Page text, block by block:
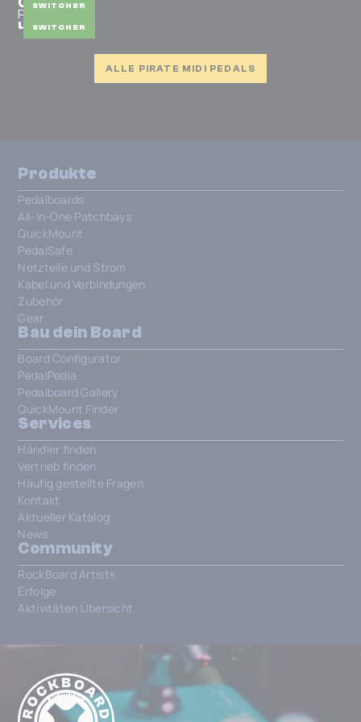
SWITCHER
Click
SWITCHER
PIRATE MIDI
uloop
ALLE PIRATE MIDI PEDALS
Produkte
Pedalboards
All-In-One Patchbays
QuickMount
PedalSafe
Netzteile und Strom
Kabel und Verbindungen
Zubehör
Gear
Bau dein Board
Board Configurator
PedalPedia
Pedalboard Gallery
QuickMount Finder
Services
Händler finden
Vertrieb finden
Häufig gestellte Fragen
Kontakt
Aktueller Katalog
News
Community
RockBoard Artists
Erfolge
Aktivitäten Übersicht